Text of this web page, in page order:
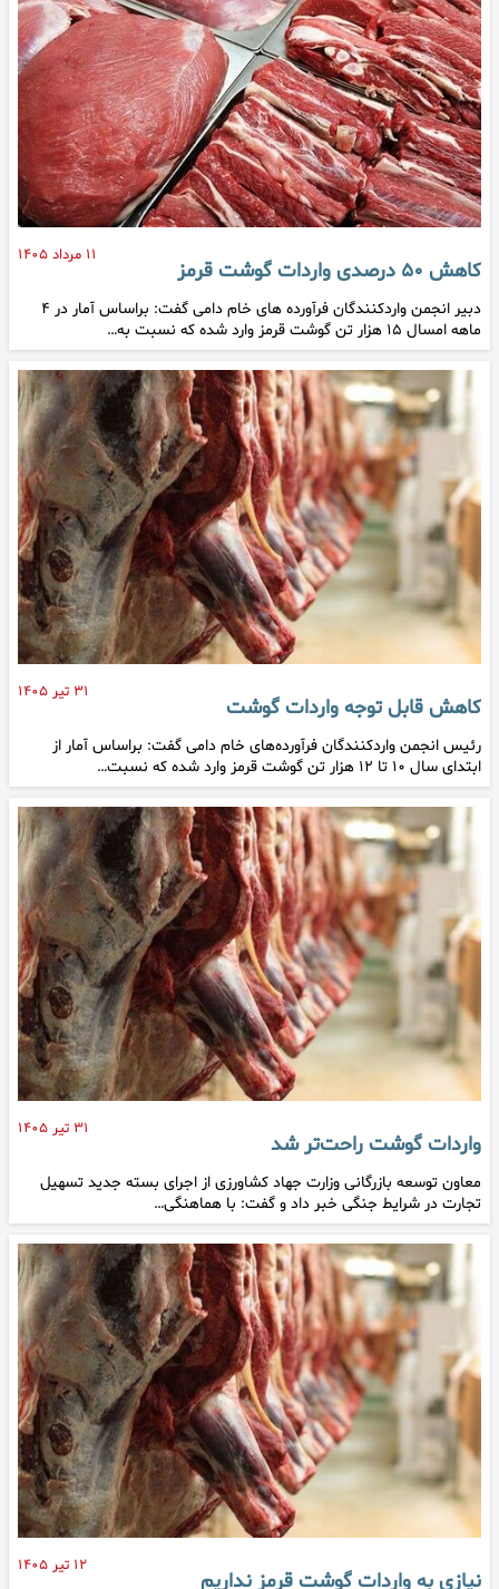
۱۱ مرداد ۱۴۰۵
کاهش ۵۰ درصدی واردات گوشت قرمز
دبیر انجمن واردکنندگان فرآورده های خام دامی گفت: براساس آمار در ۴
ماهه امسال ۱۵ هزار تن گوشت قرمز وارد شده که نسبت به…
۳۱ تیر ۱۴۰۵
کاهش قابل توجه واردات گوشت
رئیس انجمن واردکنندگان فرآورده‌های خام دامی گفت: براساس آمار از
ابتدای سال ۱۰ تا ۱۲ هزار تن گوشت قرمز وارد شده که نسبت…
۳۱ تیر ۱۴۰۵
واردات گوشت راحت‌تر شد
معاون توسعه بازرگانی وزارت جهاد کشاورزی از اجرای بسته جدید تسهیل
تجارت در شرایط جنگی خبر داد و گفت: با هماهنگی…
۱۲ تیر ۱۴۰۵
نیازی به واردات گوشت قرمز نداریم